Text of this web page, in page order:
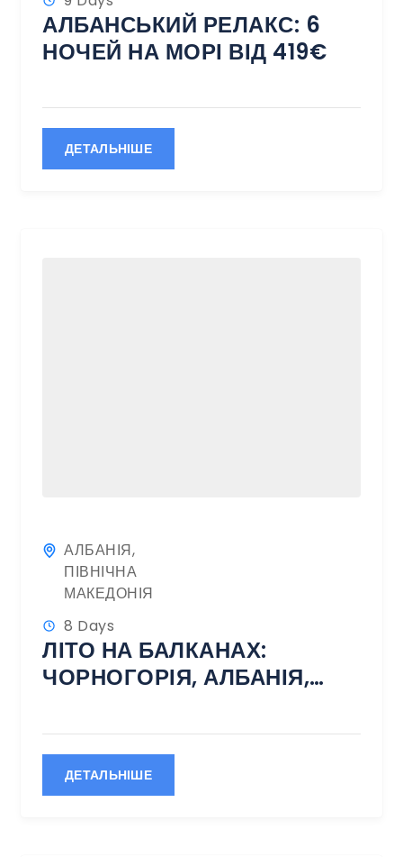
АЛБАНСЬКИЙ РЕЛАКС: 6
НОЧЕЙ НА МОРІ ВІД 419€
ДЕТАЛЬНІШЕ
ЛІТО НА БАЛКАНАХ:
ЧОРНОГОРІЯ, АЛБАНІЯ,
АЛБАНІЯ,
ПІВНІЧНА
МАКЕДОНІЯ
8 Days
ДЕТАЛЬНІШЕ